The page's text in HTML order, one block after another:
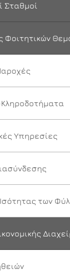
Σταθμοί
Φοιτητικών
Υπηρεσίες
των